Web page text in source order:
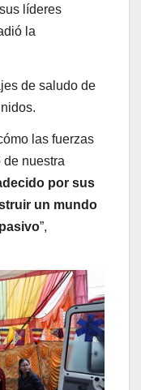
líderes
la
de saludo de
las fuerzas
nuestra
por sus
un mundo
”,